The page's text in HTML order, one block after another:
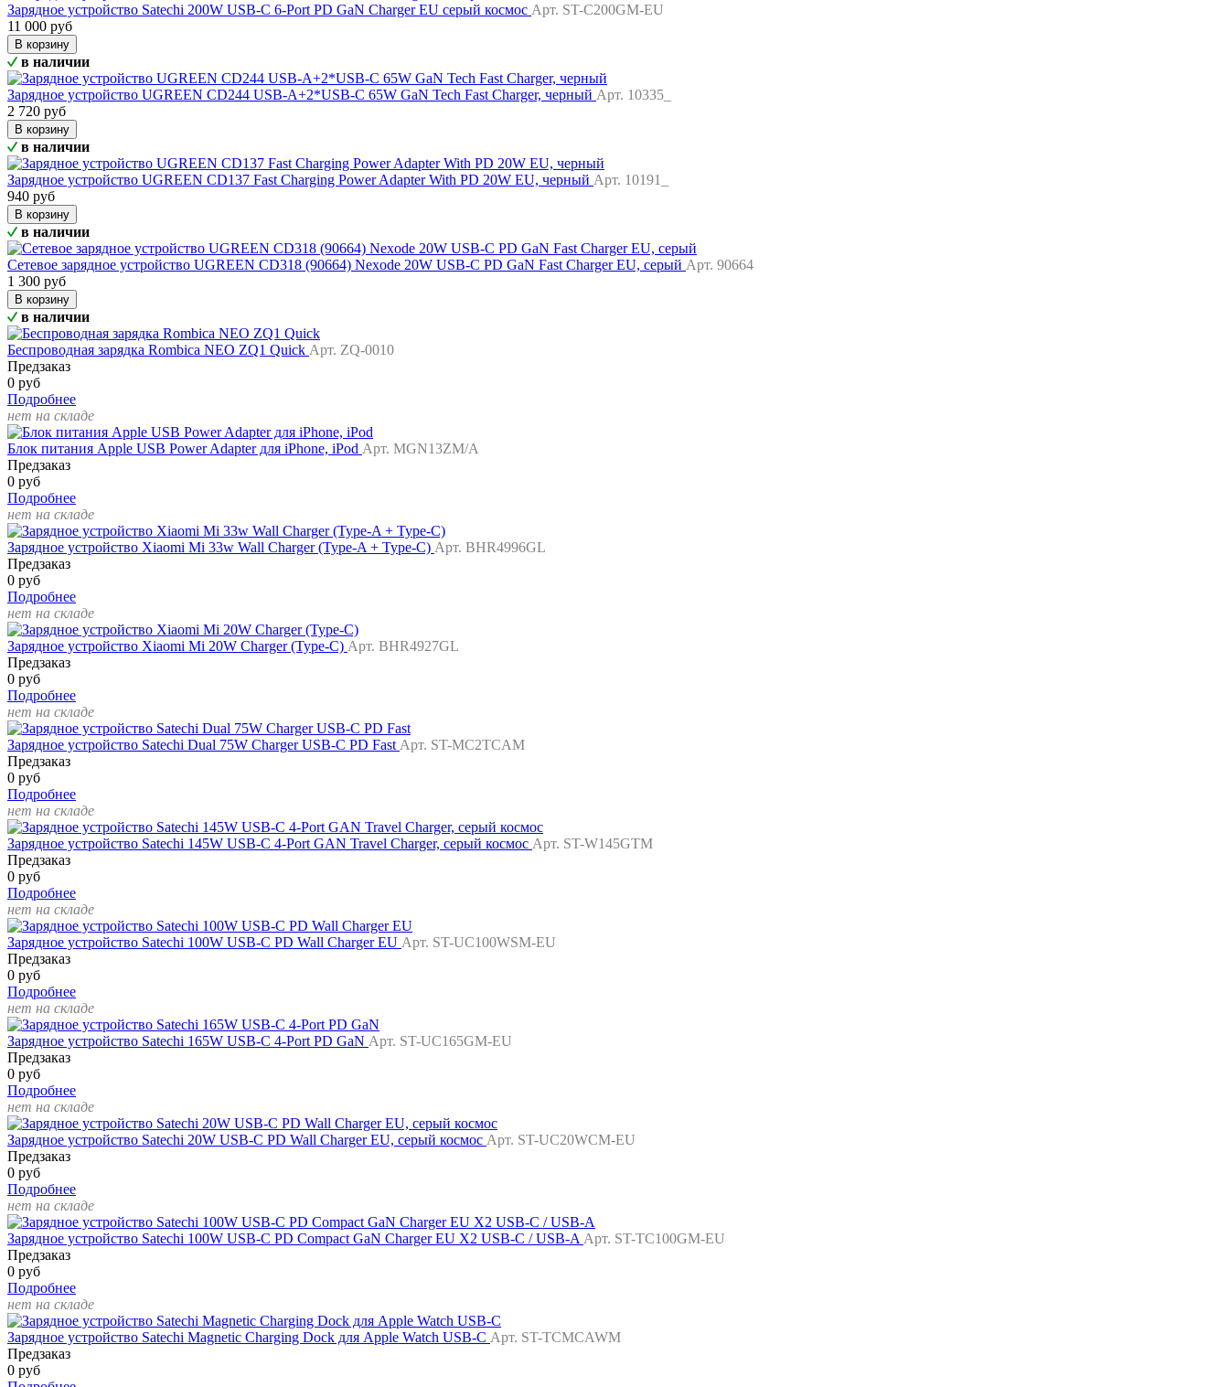
Зарядное устройство Satechi 200W USB-C 6-Port PD GaN Charger EU серый космос Арт. ST-C200GM-EU
11 000 руб
В корзину
в наличии
Зарядное устройство UGREEN CD244 USB-A+2*USB-C 65W GaN Tech Fast Charger, черный Арт. 10335_
2 720 руб
В корзину
в наличии
Зарядное устройство UGREEN CD137 Fast Charging Power Adapter With PD 20W EU, черный Арт. 10191_
940 руб
В корзину
в наличии
Сетевое зарядное устройство UGREEN CD318 (90664) Nexode 20W USB-C PD GaN Fast Charger EU, серый Арт. 90664
1 300 руб
В корзину
в наличии
Беспроводная зарядка Rombica NEO ZQ1 Quick Арт. ZQ-0010
Предзаказ
0 руб
Подробнее
нет на складе
Блок питания Apple USB Power Adapter для iPhone, iPod Арт. MGN13ZM/A
Предзаказ
0 руб
Подробнее
нет на складе
Зарядное устройство Xiaomi Mi 33w Wall Charger (Type-A + Type-C) Арт. BHR4996GL
Предзаказ
0 руб
Подробнее
нет на складе
Зарядное устройство Xiaomi Mi 20W Charger (Type-C) Арт. BHR4927GL
Предзаказ
0 руб
Подробнее
нет на складе
Зарядное устройство Satechi Dual 75W Charger USB-C PD FastАрт. ST-MC2TCAM
Предзаказ
0 руб
Подробнее
нет на складе
Зарядное устройство Satechi 145W USB-C 4-Port GAN Travel Charger, серый космос Арт. ST-W145GTM
Предзаказ
0 руб
Подробнее
нет на складе
Зарядное устройство Satechi 100W USB-C PD Wall Charger EU Арт. ST-UC100WSM-EU
Предзаказ
0 руб
Подробнее
нет на складе
Зарядное устройство Satechi 165W USB-C 4-Port PD GaN Арт. ST-UC165GM-EU
Предзаказ
0 руб
Подробнее
нет на складе
Зарядное устройство Satechi 20W USB-C PD Wall Charger EU, серый космос Арт. ST-UC20WCM-EU
Предзаказ
0 руб
Подробнее
нет на складе
Зарядное устройство Satechi 100W USB-C PD Compact GaN Charger EU X2 USB-C / USB-AАрт. ST-TC100GM-EU
Предзаказ
0 руб
Подробнее
нет на складе
Зарядное устройство Satechi Magnetic Charging Dock для Apple Watch USB-C Арт. ST-TCMCAWM
Предзаказ
0 руб